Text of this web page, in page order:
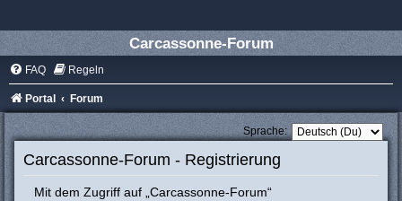
Carcassonne-Forum
FAQ Regeln
Portal Forum
Sprache:
Carcassonne-Forum - Registrierung
Mit dem Zugriff auf „Carcassonne-Forum“